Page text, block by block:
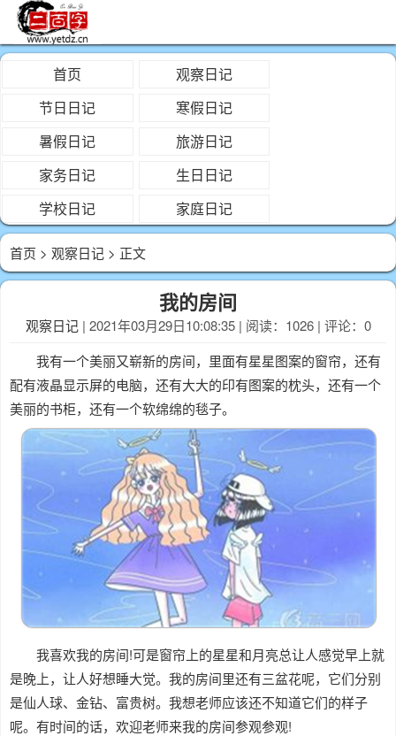
首页
观察日记
节日日记
寒假日记
暑假日记
旅游日记
家务日记
生日日记
学校日记
家庭日记
首页 > 观察日记 > 正文
我的房间
观察日记| 2021年03月29日10:08:35 | 阅读：1026 | 评论：0
我有一个美丽又崭新的房间，里面有星星图案的窗帘，还有
配有液晶显示屏的电脑，还有大大的印有图案的枕头，还有一个
美丽的书柜，还有一个软绵绵的毯子。
我喜欢我的房间!可是窗帘上的星星和月亮总让人感觉早上就
是晚上，让人好想睡大觉。我的房间里还有三盆花呢，它们分别
是仙人球、金钻、富贵树。我想老师应该还不知道它们的样子
呢。有时间的话，欢迎老师来我的房间参观参观!